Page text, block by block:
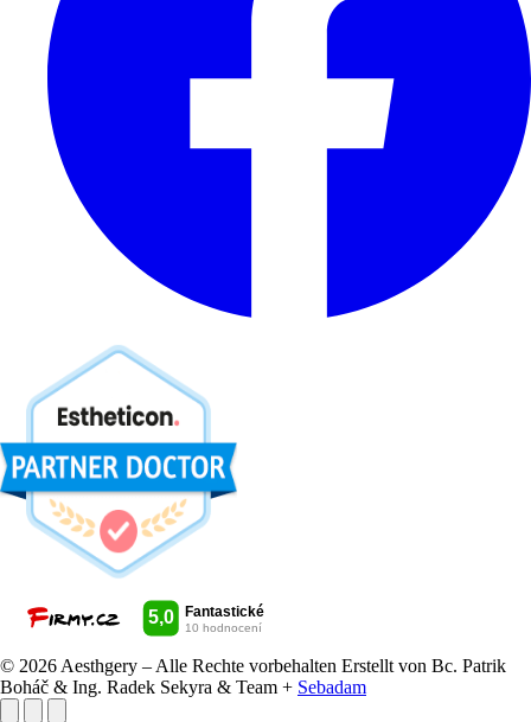
© 2026 Aesthgery – Alle Rechte vorbehalten Erstellt von Bc. Patrik
Boháč & Ing. Radek Sekyra & Team + Sebadam